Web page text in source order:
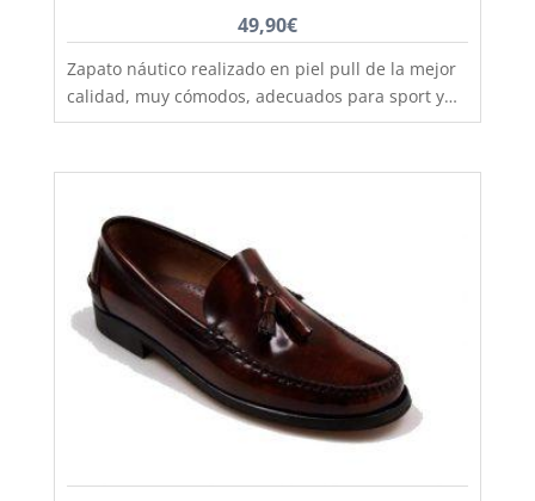
49,90€
Zapato náutico realizado en piel pull de la mejor
calidad, muy cómodos, adecuados para sport y
vestir, duraderos, suela de goma antideslizante,
las mejores pieles. Un zapato que no pasa de
para todo tiempo en especial primavera, verano y
otoño. Modelo clásico de calzado náutico con
cordones que permiten un buen ajuste del pie.
Este cómodo y practico náutico que lo mismo lo
podran utilizar padres e hijos, lo encontraras
dese la talla 34 a la 46, aquí más baratos y